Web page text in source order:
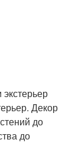
Декор
до
до